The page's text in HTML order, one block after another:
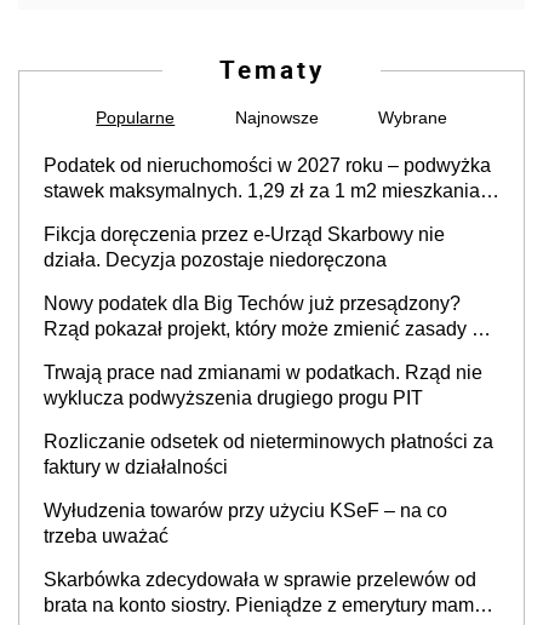
Tematy
Popularne Najnowsze Wybrane
Podatek od nieruchomości w 2027 roku – podwyżka
stawek maksymalnych. 1,29 zł za 1 m2 mieszkania,
prowadzeniem działalności gospodarczej
Fikcja doręczenia przez e-Urząd Skarbowy nie
działa. Decyzja pozostaje niedoręczona
Nowy podatek dla Big Techów już przesądzony?
Rząd pokazał projekt, który może zmienić zasady gry
Trwają prace nad zmianami w podatkach. Rząd nie
wyklucza podwyższenia drugiego progu PIT
Rozliczanie odsetek od nieterminowych płatności za
faktury w działalności
Wyłudzenia towarów przy użyciu KSeF – na co
trzeba uważać
Skarbówka zdecydowała w sprawie przelewów od
brata na konto siostry. Pieniądze z emerytury mamy